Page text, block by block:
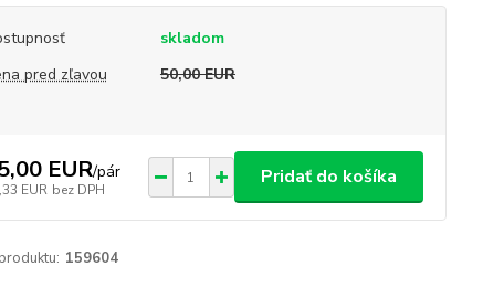
skladom
pred zľavou
50,00 EUR
EUR/pár
EUR bez DPH
Pridať do košíka
159604